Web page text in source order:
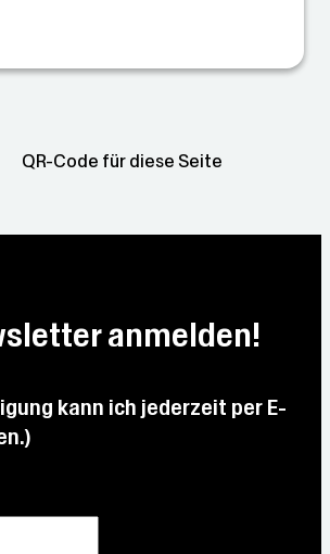
QR-Code für diese Seite
anmelden!
kann ich jederzeit per E-